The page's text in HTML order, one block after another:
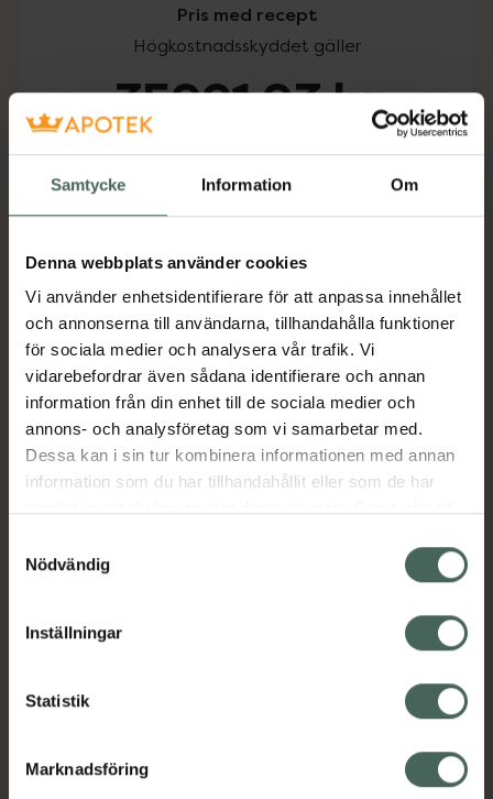
Samtycke Information Om
Denna webbplats använder cookies
Vi använder enhetsidentifierare för att anpassa innehållet
och annonserna till användarna, tillhandahålla funktioner
för sociala medier och analysera vår trafik. Vi
vidarebefordrar även sådana identifierare och annan
information från din enhet till de sociala medier och
annons- och analysföretag som vi samarbetar med.
Dessa kan i sin tur kombinera informationen med annan
information som du har tillhandahållit eller som de har
återkalla ditt samtycke via webbplatsens
cookieinställningar. Ett återkallat samtycke påverkar inte
lagligheten av behandling som skett innan återkallelsen.
Nödvändig
Inställningar
Statistik
Marknadsföring
Pris med recept
Högkostnadsskyddet gäller
35991,93 kr
Aktuella erbjudanden
Beskrivning
Läs alltid bipacksedeln innan
användning.
Kronans Apotek finns här för dig. Du hittar oss från Skåne i
syd till Lappland i norr, och online i mobilen och på
datorn. Oavsett vem du är så är det vårt uppdrag att
med oss.